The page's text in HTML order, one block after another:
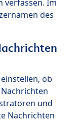
verfassen. Im
des
ob
und
Nachrichten